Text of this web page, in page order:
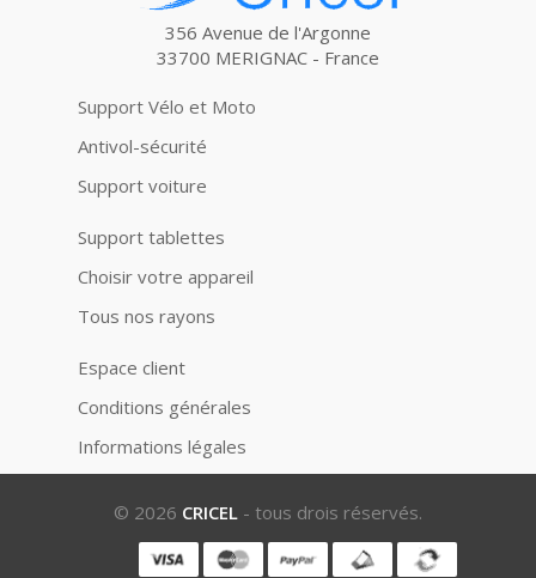
356 Avenue de l'Argonne
33700 MERIGNAC - France
Support Vélo et Moto
Antivol-sécurité
Support voiture
Support tablettes
Choisir votre appareil
Tous nos rayons
Espace client
Conditions générales
Informations légales
© 2026 CRICEL - tous drois réservés.